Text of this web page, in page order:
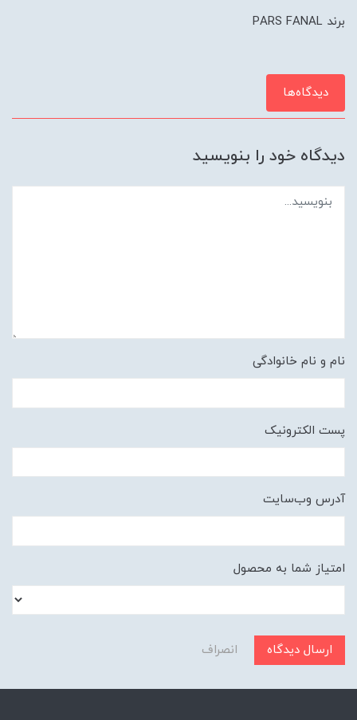
برند PARS FANAL
دیدگاه‌ها
دیدگاه خود را بنویسید
نام و نام خانوادگی
پست الکترونیک
آدرس وب‌سایت
امتیاز شما به محصول
ارسال دیدگاه انصراف